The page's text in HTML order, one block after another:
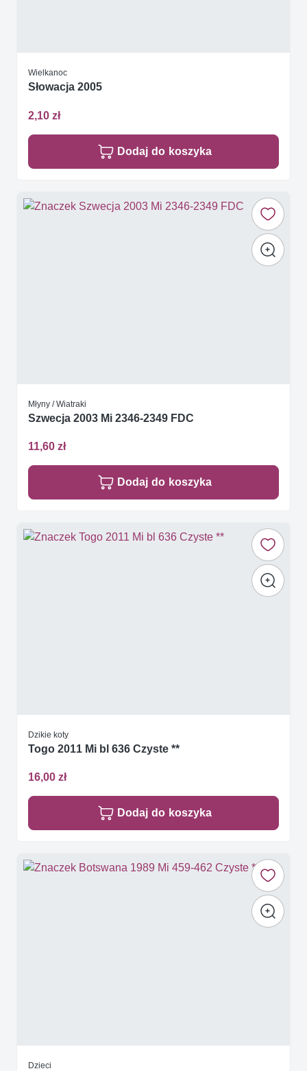
Wielkanoc
Słowacja 2005
2,10 zł
Dodaj do koszyka
Młyny / Wiatraki
Szwecja 2003 Mi 2346-2349 FDC
11,60 zł
Dodaj do koszyka
Dzikie koty
Togo 2011 Mi bl 636 Czyste **
16,00 zł
Dodaj do koszyka
Dzieci